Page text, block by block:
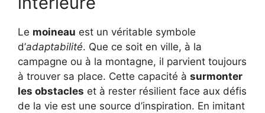
Le moineau est un véritable symbole
d’adaptabilité. Que ce soit en ville, à la
campagne ou à la montagne, il parvient toujours
à trouver sa place. Cette capacité à surmonter
les obstacles et à rester résilient face aux défis
de la vie est une source d’inspiration. En imitant